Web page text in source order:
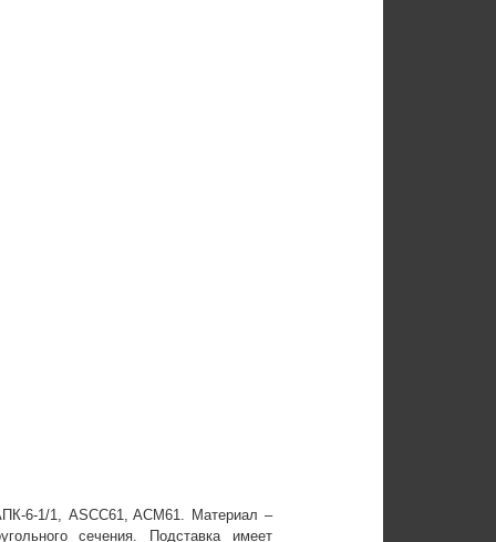
6-1/1, ASCC61, ACM61. Материал –
сечения. Подставка имеет